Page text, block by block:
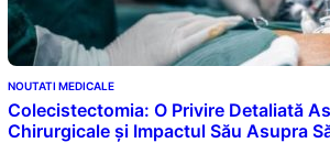
NOUTATI MEDICALE
Colecistectomia: O Privire Detaliată
Chirurgicale și Impactul Său Asupra